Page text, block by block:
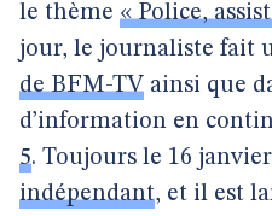
le thème « Police,
jour, le journaliste fait
de BFM-TV ainsi que
d’information en
5. Toujours le 16
indépendant, et il est